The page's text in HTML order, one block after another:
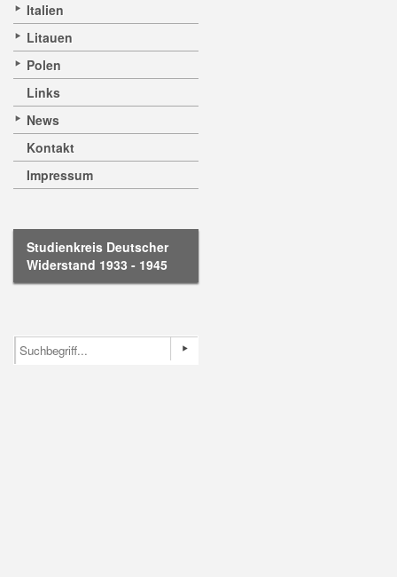
Italien
Litauen
Polen
Links
News
Kontakt
Impressum
Studienkreis Deutscher
Widerstand 1933 - 1945